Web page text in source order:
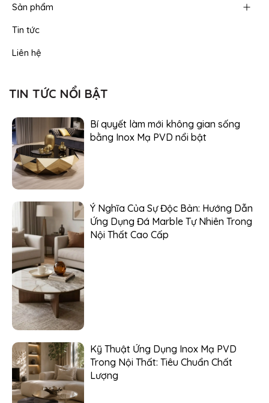
Sản phẩm
Tin tức
Liên hệ
TIN TỨC NỔI BẬT
Bí quyết làm mới không gian sống
bằng Inox Mạ PVD nổi bật
Ý Nghĩa Của Sự Độc Bản: Hướng Dẫn
Ứng Dụng Đá Marble Tự Nhiên Trong
Nội Thất Cao Cấp
Kỹ Thuật Ứng Dụng Inox Mạ PVD
Trong Nội Thất: Tiêu Chuẩn Chất
Lượng